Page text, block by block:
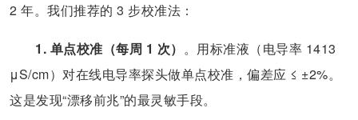
2 年。我们推荐的 3 步校准法：
1. 单点校准（每周 1 次） 。用标准液（电导率 1413
μS/cm）对在线电导率探头做单点校准，偏差应 ≤ ±2%。
这是发现“漂移前兆”的最灵敏手段。